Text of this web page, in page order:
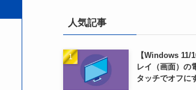
人気記事
【Windows 11/
レイ（画面）の
タッチでオフに